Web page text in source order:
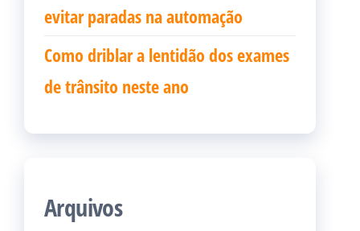
evitar paradas na automação
Como driblar a lentidão dos exames
de trânsito neste ano
Arquivos